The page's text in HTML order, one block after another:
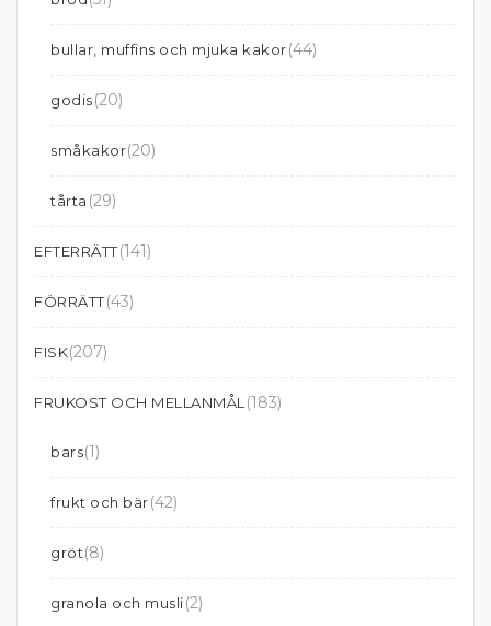
bullar, muffins och mjuka kakor(44)
godis(20)
småkakor(20)
tårta (29)
EFTERRÄTT(141)
FÖRRÄTT(43)
FISK(207)
FRUKOST OCH MELLANMÅL(183)
bars(1)
frukt och bär(42)
gröt(8)
granola och musli(2)